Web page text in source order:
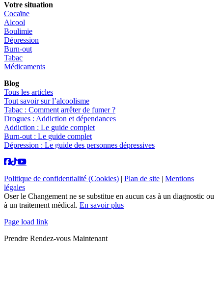
Votre situation
Cocaïne
Alcool
Boulimie
Dépression
Burn-out
Tabac
Médicaments
Blog
Tous les articles
Tout savoir sur l’alcoolisme
Tabac : Comment arrêter de fumer ?
Drogues : Addiction et dépendances
Addiction : Le guide complet
Burn-out : Le guide complet
Dépression : Le guide des personnes dépressives
Politique de confidentialité (Cookies) | Plan de site | Mentions
légales
Oser le Changement ne se substitue en aucun cas à un diagnostic ou
à un traitement médical. En savoir plus
Page load link
Prendre Rendez-vous Maintenant